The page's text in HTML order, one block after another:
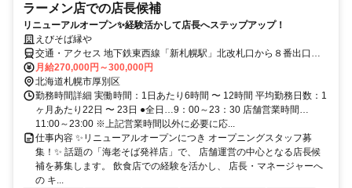
ラーメン店での店長候補
リニューアルオープン✨経験活かして店長へステップアップ！
えびそば縁や
交通・アクセス 地下鉄東西線「新札幌駅」北改札口から８番出口方
向へ徒歩3分 ★車・自転車・電車通勤OK
月給270,000円～300,000円
北海道札幌市厚別区
勤務時間詳細 実働時間：1日あたり6時間 〜 12時間 平均勤務日数：1
ヶ月あたり22日 〜 23日 ●全日…9：00～23：30 店舗営業時間…
11:00～23:00 ※上記営業時間以外に必要に応...
仕事内容 ✨リニューアルオープンにつき オープニングスタッフ募
集！✨ 話題の「海老そば発祥店」で、 店舗運営の中心となる店長候
補を募集します。 飲食店での経験を活かし、 店長・マネージャーへ
の キ...